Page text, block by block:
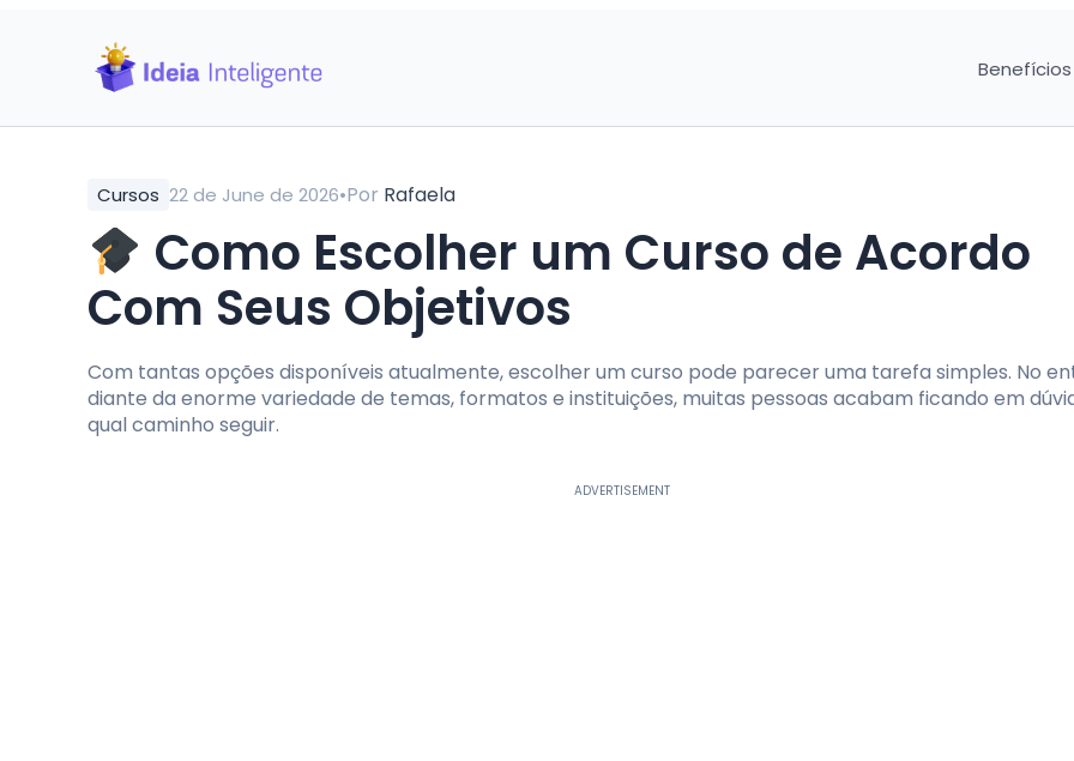
Benefícios
Cursos 22 de June de 2026•Por Rafaela
Como Escolher um Curso de Acordo
Com Seus Objetivos
Com tantas opções disponíveis atualmente, escolher um curso pode parecer uma tarefa simples. No
diante da enorme variedade de temas, formatos e instituições, muitas pessoas acabam ficando em
qual caminho seguir.
ADVERTISEMENT